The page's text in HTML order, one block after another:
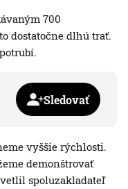
700
dostatočne dlhú trať.
Sledovať
vyššie rýchlosti.
demonštrovať
spoluzakladateľ